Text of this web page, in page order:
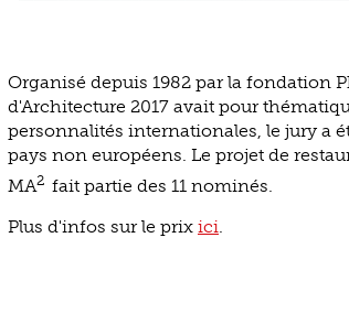
Organisé depuis 1982 par la fondation
d'Architecture 2017 avait pour
personnalités internationales, le jury a
pays non européens. Le projet de
MA2 fait partie des 11 nominés.
Plus d'infos sur le prix ici.